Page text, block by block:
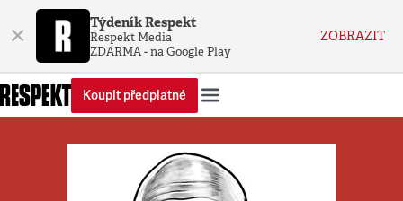
× Týdeník Respekt
Respekt Media
ZDARMA - na Google Play
ZOBRAZIT
Koupit předplatné